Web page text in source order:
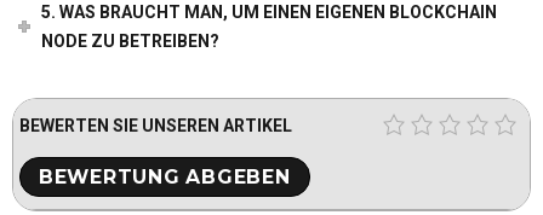
5. WAS BRAUCHT MAN, UM EINEN EIGENEN BLOCKCHAIN
NODE ZU BETREIBEN?
BEWERTEN SIE UNSEREN ARTIKEL